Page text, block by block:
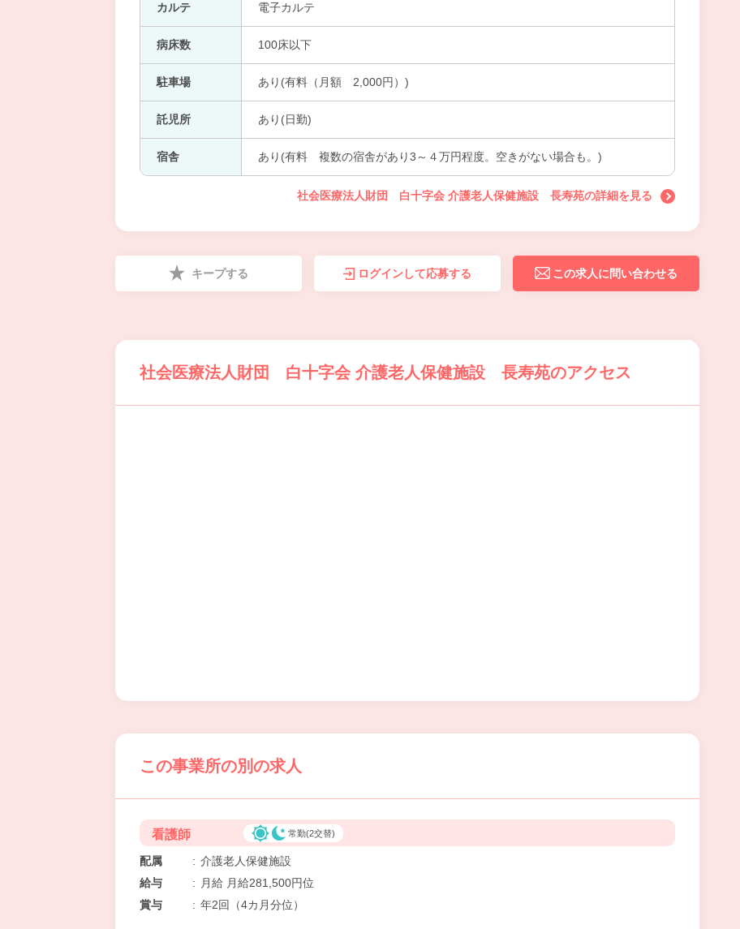
カルテ 電子カルテ
病床数 100床以下
駐車場 あり(有料（月額 2,000円）)
託児所 あり(日勤)
宿舎 あり(有料 複数の宿舎があり3～４万円程度。空きがない場合も。)
社会医療法人財団 白十字会 介護老人保健施設 長寿苑の詳細を見る
キープする ログインして応募する この求人に問い合わせる
社会医療法人財団 白十字会 介護老人保健施設 長寿苑のアクセス
この事業所の別の求人
看護師 常勤(2交替)
配属 : 介護老人保健施設
給与
:
月給 月給281,500円位
賞与
: 年2回（4カ月分位）